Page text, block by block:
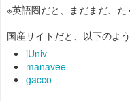
※英語圏だと、まだまだ、た
国産サイトだと、以下のよ
iUniv
manavee
gacco